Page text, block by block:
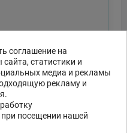
соглашение на
статистики и
медиа и рекламы
рекламу и
посещении нашей